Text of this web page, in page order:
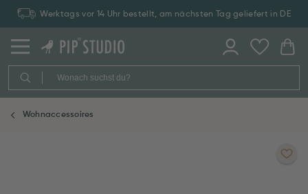
Werktags vor 14 Uhr bestellt, am nächsten Tag geliefert in DE
Wohnaccessoires